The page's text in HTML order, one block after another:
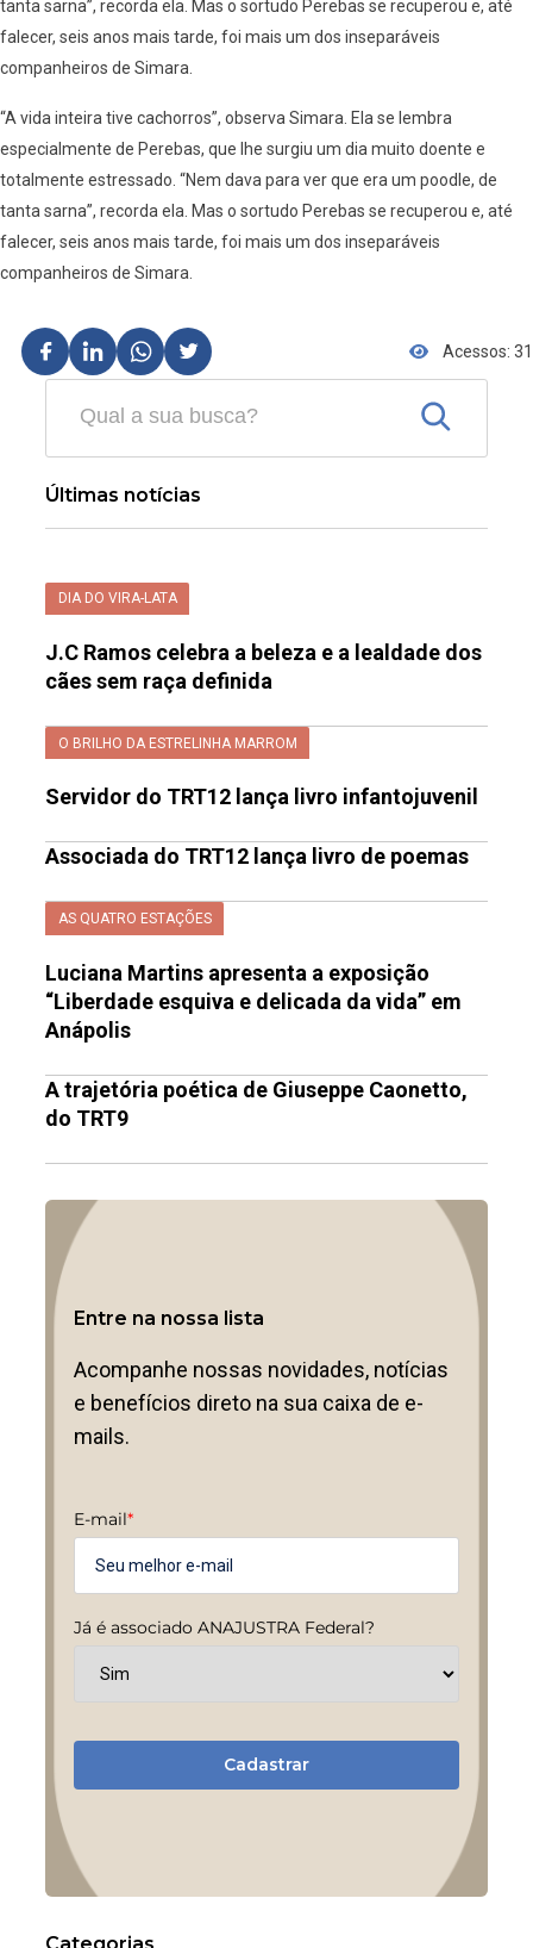
tanta sarna”, recorda ela. Mas o sortudo Perebas se recuperou e, até
falecer, seis anos mais tarde, foi mais um dos inseparáveis
companheiros de Simara.
“A vida inteira tive cachorros”, observa Simara. Ela se lembra
especialmente de Perebas, que lhe surgiu um dia muito doente e
totalmente estressado. “Nem dava para ver que era um poodle, de
tanta sarna”, recorda ela. Mas o sortudo Perebas se recuperou e, até
falecer, seis anos mais tarde, foi mais um dos inseparáveis
companheiros de Simara.
Acessos: 31
Últimas notícias
DIA DO VIRA-LATA
J.C Ramos celebra a beleza e a lealdade dos
cães sem raça definida
O BRILHO DA ESTRELINHA MARROM
Servidor do TRT12 lança livro infantojuvenil
Associada do TRT12 lança livro de poemas
AS QUATRO ESTAÇÕES
Luciana Martins apresenta a exposição
“Liberdade esquiva e delicada da vida” em
Anápolis
A trajetória poética de Giuseppe Caonetto,
do TRT9
Entre na nossa lista
Acompanhe nossas novidades, notícias
e benefícios direto na sua caixa de e-
mails.
E-mail*
Já é associado ANAJUSTRA Federal?
Cadastrar